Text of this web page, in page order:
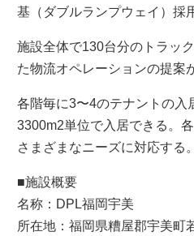
基（ダブルランプウェイ）採
施設全体で130台分のトラッ
た物流オペレーションの提案
各階毎に3〜4のテナントの入
3300m2単位で入居できる。
さまざまなニーズに対応する。
■施設概要
名称：DPL福岡宇美
所在地：福岡県糟屋郡宇美町